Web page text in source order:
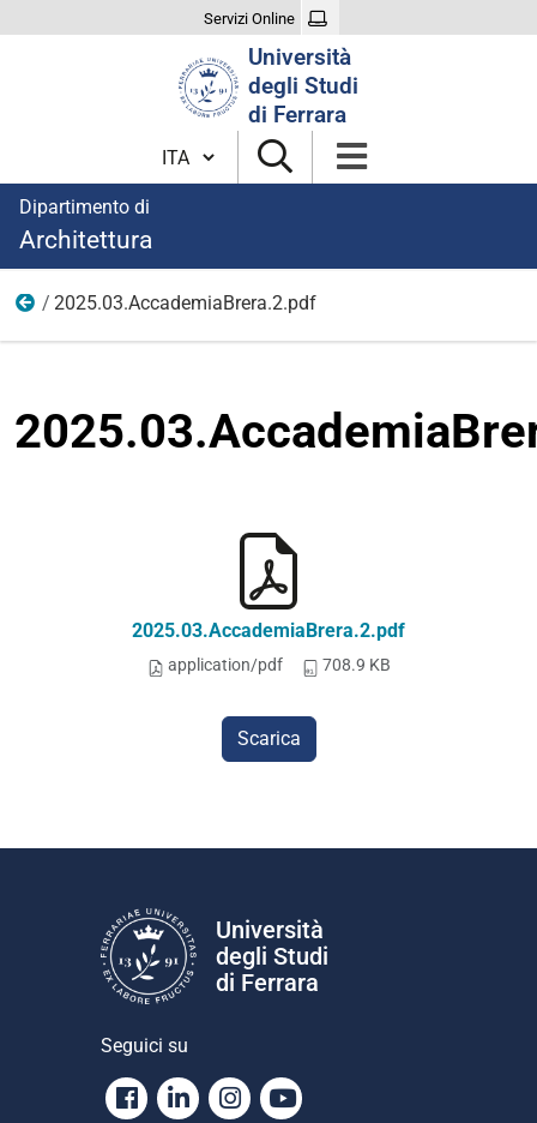
Servizi Online
Università
degli Studi
di Ferrara
Cambia lingua
Dipartimento di
Architettura
Eventi
2025.03.AccademiaBrera.2.pdf
2025.03.AccademiaBrera.2.pdf
application/pdf 708.9 KB
Scarica
Università
degli Studi
di Ferrara
Seguici su
Facebook
LinkedinInstagram
Youtube